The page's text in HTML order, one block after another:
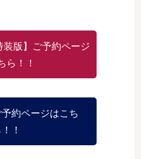
版】ご予約ページ
ら！！
約ページはこち
！